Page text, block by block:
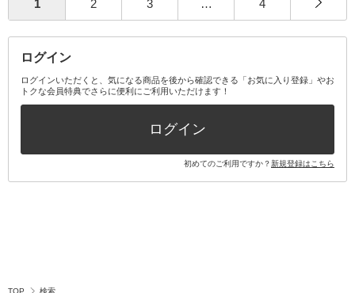
1 2 3 … 4
ログイン
ログインいただくと、気になる商品を後から確認できる「お気に入り登録」やお
トクな会員特典でさらに便利にご利用いただけます！
ログイン
初めてのご利用ですか？新規登録はこちら
TOP 検索